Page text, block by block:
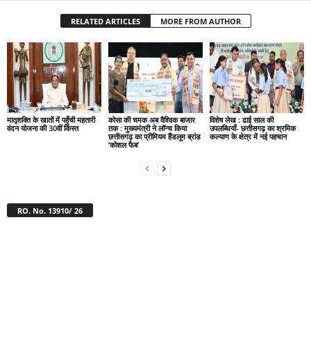
RELATED ARTICLES MORE FROM AUTHOR
मातृशक्ति के खातों में पहुँची महतारी
वंदन योजना की 30वीं किस्त
कोसा की चमक अब वैश्विक बाजार
तक : मुख्यमंत्री ने लॉन्च किया
छत्तीसगढ़ का प्रीमियम हैंडलूम ब्रांड
‘कोशल फैब’
विशेष लेख : ढाई साल की
उपलब्धियाँ- छत्तीसगढ़ का श्रमिक
कल्याण के क्षेत्र में नई पहचान
RO. No. 13910/ 26